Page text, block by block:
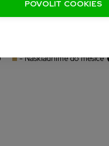
- Naskladníme do měsíce
POVOLIT COOKIES